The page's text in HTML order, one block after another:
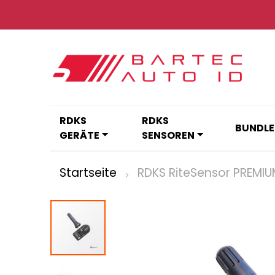
Inhalt
RDKS
GERÄTE
RDKS
SENSOREN
Startseite RDKS RiteSensor
Zum
Ende
Bildgalerie